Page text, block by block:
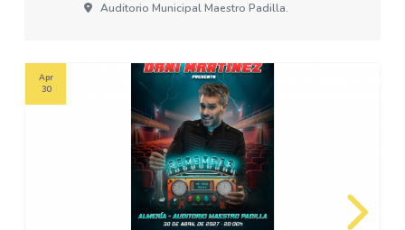
Auditorio Municipal Maestro Padilla.
Apr
30